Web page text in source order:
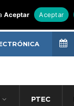
PTEC
Aceptar Aceptar